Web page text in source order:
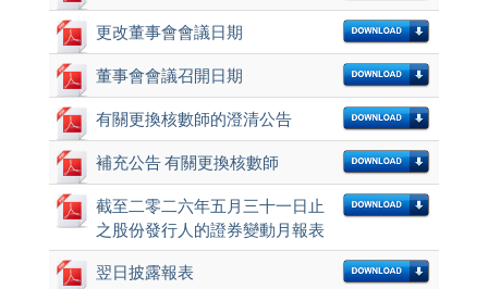
更改董事會會議日期
董事會會議召開日期
有關更換核數師的澄清公告
補充公告 有關更換核數師
截至二零二六年五月三十一日止
之股份發行人的證券變動月報表
翌日披露報表